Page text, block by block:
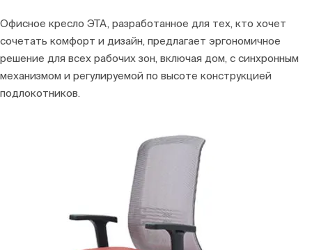
Офисное кресло ЭТА, разработанное для тех, кто хочет
сочетать комфорт и дизайн, предлагает эргономичное
решение для всех рабочих зон, включая дом, с синхронным
механизмом и регулируемой по высоте конструкцией
подлокотников.